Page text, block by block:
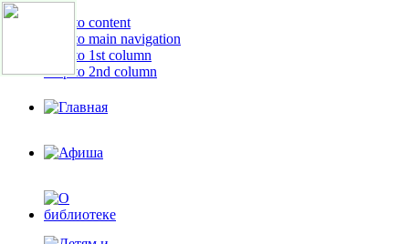
Skip to content
Skip to main navigation
Skip to 1st column
Skip to 2nd column